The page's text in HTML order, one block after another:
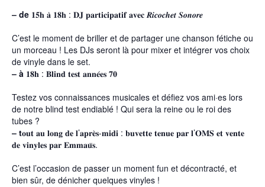
– de 𝟏𝟓𝐡 𝐚̀ 𝟏𝟖𝐡 : 𝐃𝐉 𝐩𝐚𝐫𝐭𝐢𝐜𝐢𝐩𝐚𝐭𝐢𝐟 𝐚𝐯𝐞𝐜 𝑹𝒊𝒄𝒐𝒄𝒉𝒆𝒕 𝑺𝒐𝒏𝒐𝒓𝒆
C’est le moment de briller et de partager une chanson fétiche ou
un morceau ! Les DJs seront là pour mixer et intégrer vos choix
de vinyle dans le set.
– à 𝟏𝟖𝐡 : 𝐁𝐥𝐢𝐧𝐝 𝐭𝐞𝐬𝐭 𝐚𝐧𝐧𝐞́𝐞𝐬 𝟕𝟎
Testez vos connaissances musicales et défiez vos ami·es lors
de notre blind test endiablé ! Qui sera la reine ou le roi des
tubes ?
– t𝐨𝐮𝐭 𝐚𝐮 𝐥𝐨𝐧𝐠 𝐝𝐞 𝐥’𝐚𝐩𝐫𝐞̀𝐬-𝐦𝐢𝐝𝐢 : 𝐛𝐮𝐯𝐞𝐭𝐭𝐞 𝐭𝐞𝐧𝐮𝐞 𝐩𝐚𝐫 𝐥’𝐎𝐌𝐒 𝐞𝐭 𝐯𝐞𝐧𝐭𝐞
𝐝𝐞 𝐯𝐢𝐧𝐲𝐥𝐞𝐬 𝐩𝐚𝐫 𝐄𝐦𝐦𝐚𝐮̈𝐬.
C’est l’occasion de passer un moment fun et décontracté, et
bien sûr, de dénicher quelques vinyles !